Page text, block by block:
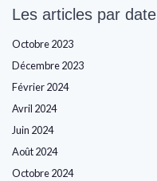
Les articles par date
Octobre 2023
Décembre 2023
Février 2024
Avril 2024
Juin 2024
Août 2024
Octobre 2024